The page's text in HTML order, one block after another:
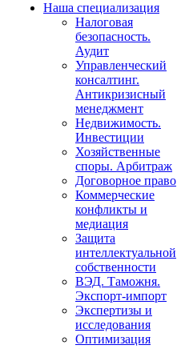
Наша специализация
Налоговая
безопасность.
Аудит
Управленческий
консалтинг.
Антикризисный
менеджмент
Недвижимость.
Инвестиции
Хозяйственные
споры. Арбитраж
Договорное право
Коммерческие
конфликты и
медиация
Защита
интеллектуальной
собственности
ВЭД. Таможня.
Экспорт-импорт
Экспертизы и
исследования
Оптимизация